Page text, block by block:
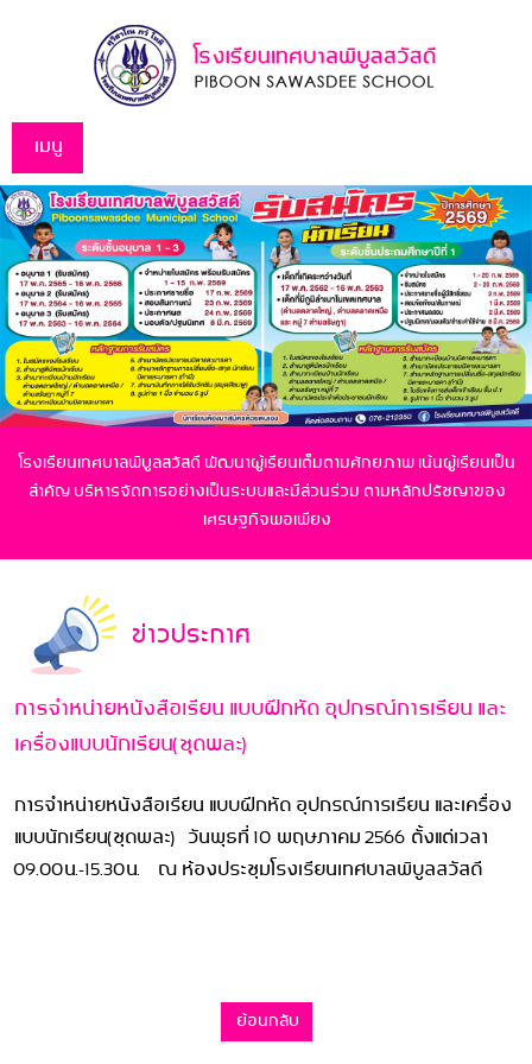
เมนู
โรงเรียนเทศบาลพิบูลสวัสดี พัฒนาผู้เรียนเต็มตามศักยภาพ เน้นผู้เรียนเป็น
สำคัญบริหารจัดการอย่างเป็นระบบและมีส่วนร่วม ตามหลักปรัชญาของ
เศรษฐกิจพอเพียง
ข่าวประกาศ
การจำหน่ายหนังสือเรียน แบบฝึกหัด อุปกรณ์การเรียน และ
เครื่องแบบนักเรียน(ชุดพละ)
การจำหน่ายหนังสือเรียน แบบฝึกหัด อุปกรณ์การเรียน และเครื่อง
แบบนักเรียน(ชุดพละ) วันพุธที่ 10 พฤษภาคม 2566 ตั้งแต่เวลา
09.00น.-15.30น. ณ ห้องประชุมโรงเรียนเทศบาลพิบูลสวัสดี
ย้อนกลับ